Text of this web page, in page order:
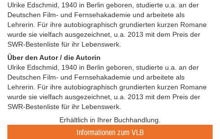
Ulrike Edschmid, 1940 in Berlin geboren, studierte u.a. an der
Deutschen Film- und Fernsehakademie und arbeitete als
Lehrerin. Für ihre autobiographisch grundierten kurzen Romane
wurde sie vielfach ausgezeichnet, u.a. 2013 mit dem Preis der
SWR-Bestenliste für ihr Lebenswerk.
Über den Autor / die Autorin
Ulrike Edschmid, 1940 in Berlin geboren, studierte u.a. an der
Deutschen Film- und Fernsehakademie und arbeitete als
Lehrerin. Für ihre autobiographisch grundierten kurzen Romane
wurde sie vielfach ausgezeichnet, u.a. 2013 mit dem Preis der
SWR-Bestenliste für ihr Lebenswerk.
Erhältlich in Ihrer Buchhandlung.
Informationen zum VLB